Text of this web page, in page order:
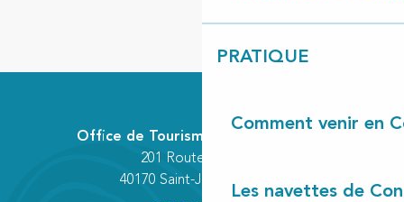
PRATIQUE
Comment venir en
Les navettes de
Office de Tourisme Communautaire
201 Route des Lacs
40170 Saint-Julien-en-Born